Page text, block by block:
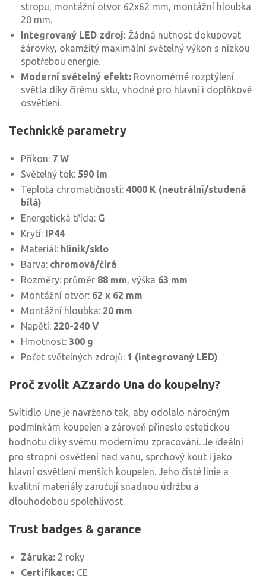
stropu, montážní otvor 62x62 mm, montážní hloubka
20 mm.
Integrovaný LED zdroj: Žádná nutnost dokupovat
žárovky, okamžitý maximální světelný výkon s nízkou
spotřebou energie.
Moderní světelný efekt: Rovnoměrné rozptýlení
světla díky čirému sklu, vhodné pro hlavní i doplňkové
osvětlení.
Technické parametry
Příkon: 7 W
Světelný tok: 590 lm
Teplota chromatičnosti: 4000 K (neutrální/studená
bílá)
Energetická třída: G
Krytí: IP44
Materiál: hliník/sklo
Barva: chromová/čirá
Rozměry: průměr 88 mm, výška 63 mm
Montážní otvor: 62 x 62 mm
Montážní hloubka: 20 mm
Napětí: 220-240 V
Hmotnost: 300 g
Počet světelných zdrojů: 1 (integrovaný LED)
Proč zvolit AZzardo Una do koupelny?
Svítidlo Une je navrženo tak, aby odolalo náročným
podmínkám koupelen a zároveň přineslo estetickou
hodnotu díky svému modernímu zpracování. Je ideální
pro stropní osvětlení nad vanu, sprchový kout i jako
hlavní osvětlení menších koupelen. Jeho čisté linie a
kvalitní materiály zaručují snadnou údržbu a
dlouhodobou spolehlivost.
Trust badges & garance
Záruka: 2 roky
Certifikace: CE